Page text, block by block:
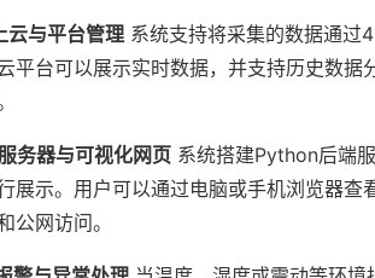
云与平台管理 系统支持将采集的数据通过
平台可以展示实时数据，并支持历史数
务器与可视化网页 系统搭建Python后端
展示。用户可以通过电脑或手机浏览器查
公网访问。